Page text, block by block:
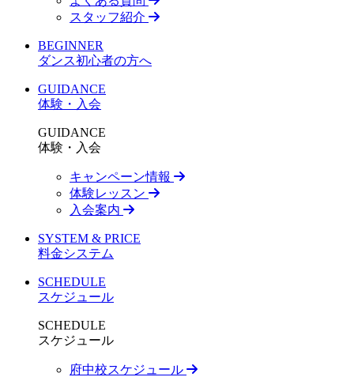
スタッフ紹介
BEGINNER
ダンス初心者の方へ
GUIDANCE
体験・入会
GUIDANCE
体験・入会
キャンペーン情報
体験レッスン
入会案内
SYSTEM & PRICE
料金システム
SCHEDULE
スケジュール
SCHEDULE
スケジュール
府中校スケジュール